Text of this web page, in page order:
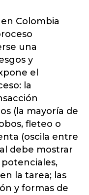
Colombia
una
y
el
la
(la mayoría de
fleteo o
(oscila entre
debe mostrar
la tarea; las
y formas de